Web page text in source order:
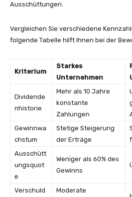
Ausschüttungen.
Vergleichen Sie verschiedene
folgende Tabelle hilft Ihnen bei der
Kriterium
Starkes
Unternehmen
Dividende
nhistorie
Mehr als 10 Jahre
konstante
Zahlungen
Gewinnwa
chstum
Stetige Steigerung
der Erträge
Ausschütt
ungsquot
e
Weniger als 60% des
Gewinns
Verschuld Moderate